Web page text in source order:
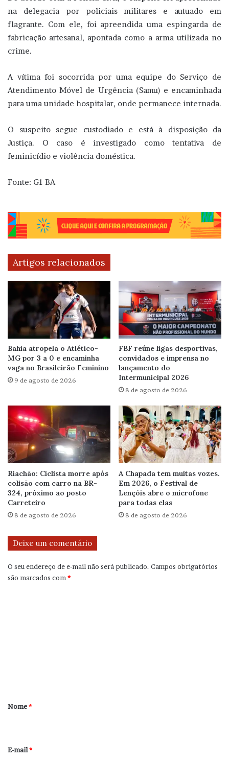
na delegacia por policiais militares e autuado em
flagrante. Com ele, foi apreendida uma espingarda de
fabricação artesanal, apontada como a arma utilizada no
crime.
A vítima foi socorrida por uma equipe do Serviço de
Atendimento Móvel de Urgência (Samu) e encaminhada
para uma unidade hospitalar, onde permanece internada.
O suspeito segue custodiado e está à disposição da
Justiça. O caso é investigado como tentativa de
feminicídio e violência doméstica.
Fonte: G1 BA
Artigos relacionados
Bahia atropela o Atlético-
MG por 3 a 0 e encaminha
vaga no Brasileirão Feminino
9 de agosto de 2026
FBF reúne ligas desportivas,
convidados e imprensa no
lançamento do
Intermunicipal 2026
8 de agosto de 2026
Riachão: Ciclista morre após
colisão com carro na BR-
324, próximo ao posto
Carreteiro
8 de agosto de 2026
A Chapada tem muitas vozes.
Em 2026, o Festival de
Lençóis abre o microfone
para todas elas
8 de agosto de 2026
Deixe um comentário
O seu endereço de e-mail não será publicado. Campos obrigatórios
são marcados com *
r
*
Nome*
E-mail*